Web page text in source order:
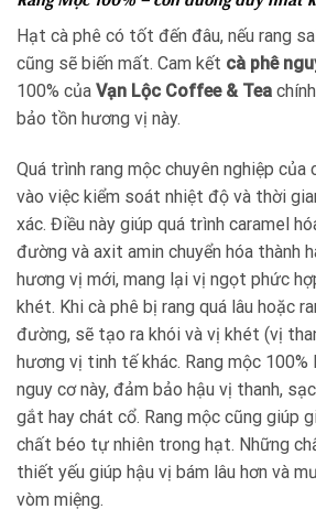
Hạt cà phê có tốt đến đâu, nếu rang
cũng sẽ biến mất. Cam kết cà phê
100% của Vạn Lộc Coffee & Tea
bảo tồn hương vị này.
Quá trình rang mộc chuyên nghiệp
vào việc kiểm soát nhiệt độ và thời
xác. Điều này giúp quá trình caramel
đường và axit amin chuyển hóa thành
hương vị mới, mang lại vị ngọt phức
khét. Khi cà phê bị rang quá lâu hoặc
đường, sẽ tạo ra khói và vị khét (vị
hương vị tinh tế khác. Rang mộc 100%
nguy cơ này, đảm bảo hậu vị thanh,
gắt hay chát cổ. Rang mộc cũng giúp
chất béo tự nhiên trong hạt. Những
thiết yếu giúp hậu vị bám lâu hơn và
vòm miệng.